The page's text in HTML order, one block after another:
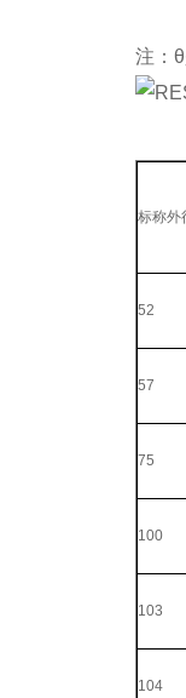
注：
标称外
52
57
75
100
103
104